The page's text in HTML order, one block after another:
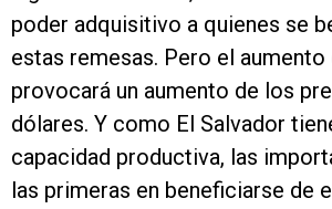
poder adquisitivo a quienes se
estas remesas. Pero el aumento
provocará un aumento de los
dólares. Y como El Salvador
capacidad productiva, las
las primeras en beneficiarse de